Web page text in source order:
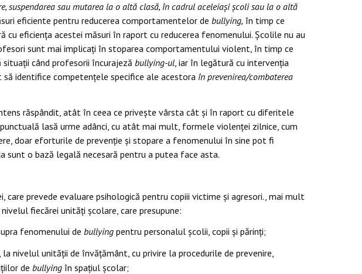
suspendarea sau mutarea la o altă clasă, în cadrul aceleiași școli sau la o altă
eficiente pentru reducerea comportamentelor de bullying, în timp ce
cu eficiența acestei măsuri în raport cu reducerea fenomenului. Școlile nu au
sunt mai implicați în stoparea comportamentului violent, în timp ce
când profesorii încurajeză bullying-ul, iar în legătură cu intervenția
identifice competențele specifice ale acestora în prevenirea/combaterea
răspândit, atât în ceea ce privește vârsta cât și în raport cu diferitele
lasă urme adânci, cu atât mai mult, formele violenței zilnice, cum
doar eforturile de prevenție și stopare a fenomenului în sine pot fi
sunt o bază legală necesară pentru a putea face asta.
care prevede evaluare psihologică pentru copiii victime și agresori., mai mult
nivelul fiecărei unități școlare, care presupune:
fenomenului de bullying pentru personalul școlii, copii și părinți;
nivelul unității de învățământ, cu privire la procedurile de prevenire,
de bullying în spațiul școlar;